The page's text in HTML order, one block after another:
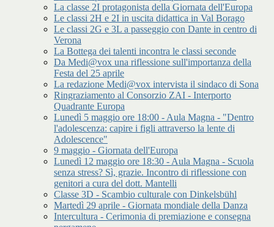
La classe 2I protagonista della Giornata dell'Europa
Le classi 2H e 2I in uscita didattica in Val Borago
Le classi 2G e 3L a passeggio con Dante in centro di
Verona
La Bottega dei talenti incontra le classi seconde
Da Medi@vox una riflessione sull'importanza della
Festa del 25 aprile
La redazione Medi@vox intervista il sindaco di Sona
Ringraziamento al Consorzio ZAI - Interporto
Quadrante Europa
Lunedì 5 maggio ore 18:00 - Aula Magna - "Dentro
l'adolescenza: capire i figli attraverso la lente di
Adolescence"
9 maggio - Giornata dell'Europa
Lunedì 12 maggio ore 18:30 - Aula Magna - Scuola
senza stress? Sì, grazie. Incontro di riflessione con
genitori a cura del dott. Mantelli
Classe 3D - Scambio culturale con Dinkelsbühl
Martedì 29 aprile - Giornata mondiale della Danza
Intercultura - Cerimonia di premiazione e consegna